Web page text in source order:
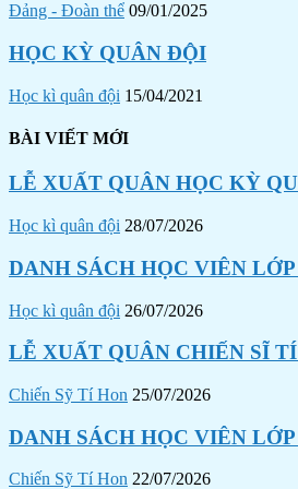
Đảng - Đoàn thể 09/01/2025
HỌC KỲ QUÂN ĐỘI
Học kì quân đội 15/04/2021
BÀI VIẾT MỚI
LỄ XUẤT QUÂN HỌC KỲ
Học kì quân đội 28/07/2026
DANH SÁCH HỌC VIÊN
Học kì quân đội 26/07/2026
LỄ XUẤT QUÂN CHIẾN SĨ
Chiến Sỹ Tí Hon 25/07/2026
DANH SÁCH HỌC VIÊN
Chiến Sỹ Tí Hon 22/07/2026